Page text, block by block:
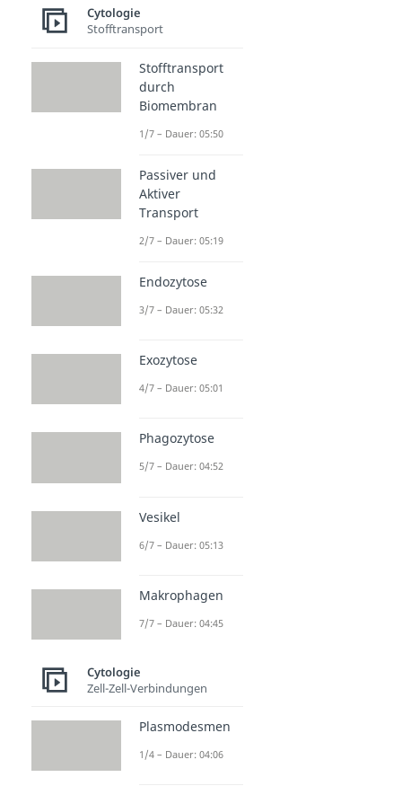
Cytologie
Stofftransport
Stofftransport
durch
Biomembran
1/7 – Dauer: 05:50
Passiver und
Aktiver
Transport
2/7 – Dauer: 05:19
Endozytose
3/7 – Dauer: 05:32
Exozytose
4/7 – Dauer: 05:01
Phagozytose
5/7 – Dauer: 04:52
Vesikel
6/7 – Dauer: 05:13
Makrophagen
7/7 – Dauer: 04:45
Cytologie
Zell-Zell-Verbindungen
Plasmodesmen
1/4 – Dauer: 04:06